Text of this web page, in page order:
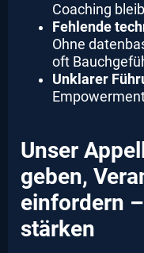
Coaching
Fehlende
Ohne
oft
Unklarer
Unser
geben,
einfordern
stärken